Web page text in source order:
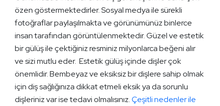
özen göstermektedirler. Sosyal medya ile sürekli
fotoğraflar paylaşılmakta ve görünümünüz binlerce
insan tarafından görüntülenmektedir. Güzel ve estetik
bir gülüş ile çektiğiniz resminiz milyonlarca beğeni alır
ve sizi mutlu eder. Estetik gülüş içinde dişler çok
önemlidir. Bembeyaz ve eksiksiz bir dişlere sahip olmak
için diş sağlığınıza dikkat etmeli eksik ya da sorunlu
dişleriniz var ise tedavi olmalısınız.Çeşitli nedenler ile